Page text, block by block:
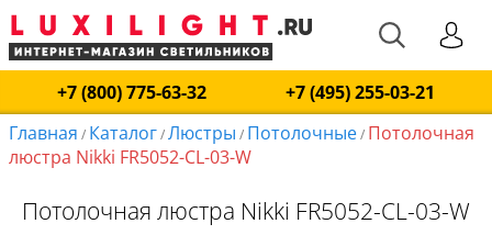
+7 (800) 775-63-32
+7 (495) 255-03-21
Главная / Каталог/Люстры / Потолочные/ Потолочная
люстра Nikki FR5052-CL-03-W
Потолочная люстра Nikki FR5052-CL-03-W